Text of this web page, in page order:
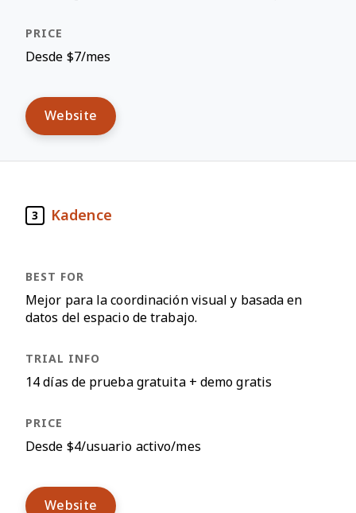
Desde $7/mes
Website
3 Kadence
Mejor para la coordinación visual y basada en
datos del espacio de trabajo.
14 días de prueba gratuita + demo gratis
Desde $4/usuario activo/mes
Website